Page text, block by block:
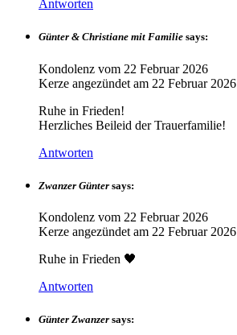
Antworten
Günter & Christiane mit Familie says:
Kondolenz vom 22 Februar 2026
Kerze angezündet am 22 Februar 2026
Ruhe in Frieden!
Herzliches Beileid der Trauerfamilie!
Antworten
Zwanzer Günter says:
Kondolenz vom 22 Februar 2026
Kerze angezündet am 22 Februar 2026
Ruhe in Frieden 🖤
Antworten
Günter Zwanzer says: